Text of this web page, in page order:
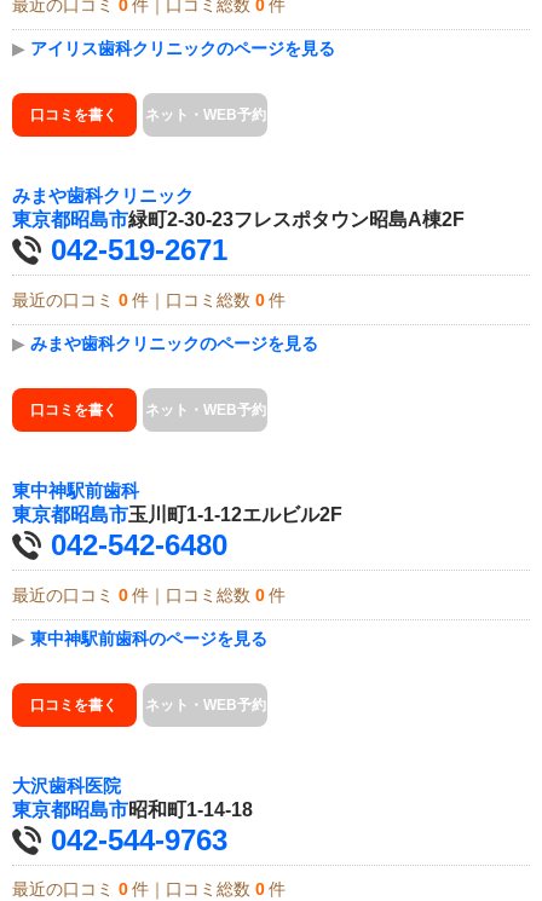
最近の口コミ 0 件｜口コミ総数 0 件
▶ アイリス歯科クリニックのページを見る
口コミを書く ネット・WEB予約
みまや歯科クリニック
東京都昭島市緑町2-30-23フレスポタウン昭島A棟2F
042-519-2671
最近の口コミ 0 件｜口コミ総数 0 件
▶ みまや歯科クリニックのページを見る
口コミを書く ネット・WEB予約
東中神駅前歯科
東京都昭島市玉川町1-1-12エルビル2F
042-542-6480
最近の口コミ 0 件｜口コミ総数 0 件
▶ 東中神駅前歯科のページを見る
口コミを書く ネット・WEB予約
大沢歯科医院
東京都昭島市昭和町1-14-18
042-544-9763
最近の口コミ 0 件｜口コミ総数 0 件